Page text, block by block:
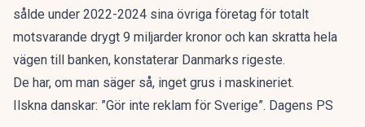
sålde under 2022-2024 sina övriga företag för totalt
motsvarande drygt 9 miljarder kronor och kan skratta hela
vägen till banken, konstaterar Danmarks rigeste.
De har, om man säger så, inget grus i maskineriet.
Ilskna danskar: ”Gör inte reklam för Sverige”. Dagens PS